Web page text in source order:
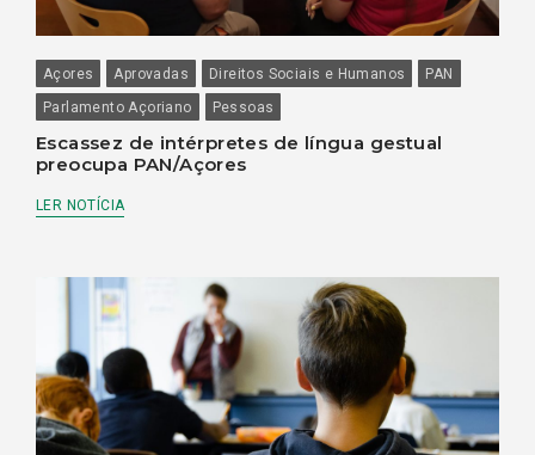
Açores Aprovadas Direitos Sociais e Humanos
PAN
Parlamento Açoriano
Pessoas
Escassez de intérpretes de língua gestual
preocupa PAN/Açores
LER NOTÍCIA